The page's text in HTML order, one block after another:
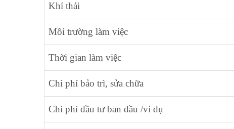
Khí thải
Môi trường làm việc
Thời gian làm việc
Chi phí bảo trì, sửa chữa
Chi phí đầu tư ban đầu /ví dụ